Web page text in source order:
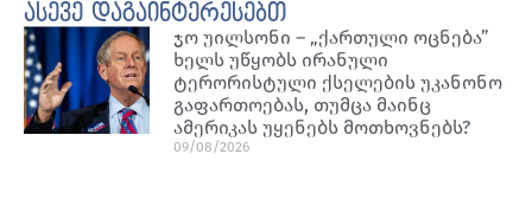
ასევე დაგაინტერესებთ
ჯო უილსონი – „ქართული ოცნება”
ხელს უწყობს ირანული
ტერორისტული ქსელების უკანონო
გაფართოებას, თუმცა მაინც
ამერიკას უყენებს მოთხოვნებს?
09/08/2026